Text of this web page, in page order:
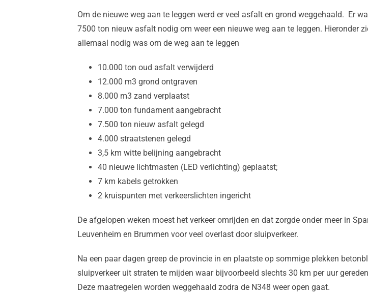
Om de nieuwe weg aan te leggen werd er veel asfalt en grond weggehaald. Er
7500 ton nieuw asfalt nodig om weer een nieuwe weg aan te leggen. Hieronder
allemaal nodig was om de weg aan te leggen
10.000 ton oud asfalt verwijderd
12.000 m3 grond ontgraven
8.000 m3 zand verplaatst
7.000 ton fundament aangebracht
7.500 ton nieuw asfalt gelegd
4.000 straatstenen gelegd
3,5 km witte belijning aangebracht
40 nieuwe lichtmasten (LED verlichting) geplaatst;
7 km kabels getrokken
2 kruispunten met verkeerslichten ingericht
De afgelopen weken moest het verkeer omrijden en dat zorgde onder meer in
Leuvenheim en Brummen voor veel overlast door sluipverkeer.
Na een paar dagen greep de provincie in en plaatste op sommige plekken
sluipverkeer uit straten te mijden waar bijvoorbeeld slechts 30 km per uur
Deze maatregelen worden weggehaald zodra de N348 weer open gaat.